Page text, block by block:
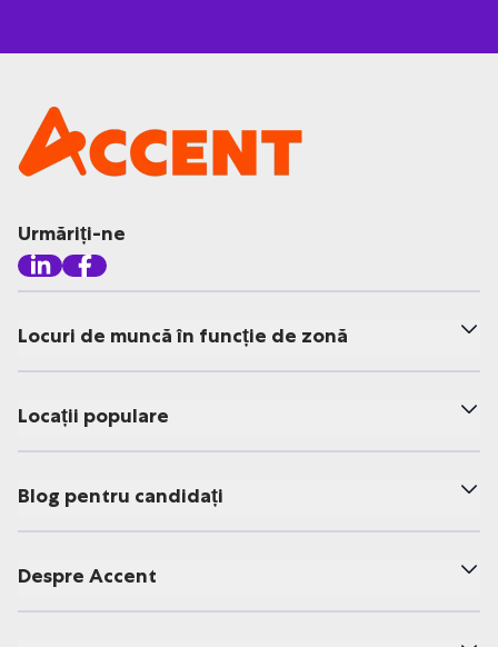
Urmăriți-ne
Locuri de muncă în funcție de zonă
Locații populare
Blog pentru candidați
Despre Accent